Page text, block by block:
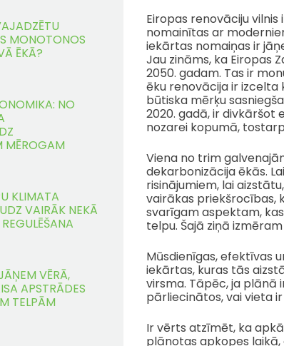
MONOTONOS
ĒKĀ?
NO
MĒROGAM
KLIMATA
VAIRĀK NEKĀ
VĒRĀ,
APSTRĀDES
TELPĀM
Eiropas renovāciju
nomainītas ar
iekārtas nomaiņas ir
Jau zināms, ka Eiropas
2050. gadam. Tas ir
ēku renovācija ir
būtiska mērķu
2020. gadā, ir divkāršot
nozarei kopumā,
Viena no trim
dekarbonizācija ēkās.
risinājumiem, lai
vairākas priekšrocības,
svarīgam aspektam,
telpu. Šajā ziņā
Mūsdienīgas, efektīvas
iekārtas, kuras tās
virsma. Tāpēc, ja plānā
pārliecinātos, vai vieta
Ir vērts atzīmēt, ka
plānotas apkopes